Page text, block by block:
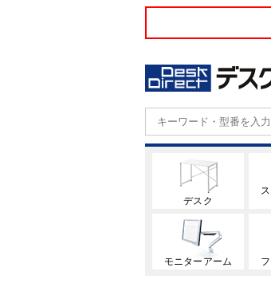
デスク
モニターアーム